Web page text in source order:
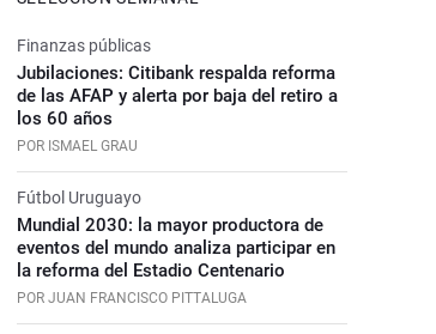
Finanzas públicas
Jubilaciones: Citibank respalda reforma
de las AFAP y alerta por baja del retiro a
los 60 años
POR ISMAEL GRAU
Fútbol Uruguayo
Mundial 2030: la mayor productora de
eventos del mundo analiza participar en
la reforma del Estadio Centenario
POR JUAN FRANCISCO PITTALUGA